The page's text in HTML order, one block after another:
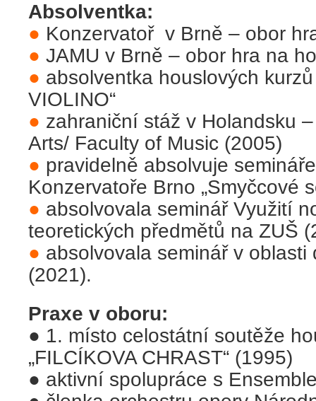
Absolventka:
● Konzervatoř v Brně – obor
● JAMU v Brně – obor hra na
● absolventka houslových
VIOLINO“
● zahraniční stáž v Holandsku
Arts/ Faculty of Music (2005)
● pravidelně absolvuje
Konzervatoře Brno „Smyčcové
● absolvovala seminář Využití
teoretických předmětů na ZUŠ
● absolvovala seminář v
(2021).
Praxe v oboru:
● 1. místo celostátní soutěže
„FILCÍKOVA CHRAST“ (1995)
● aktivní spolupráce s